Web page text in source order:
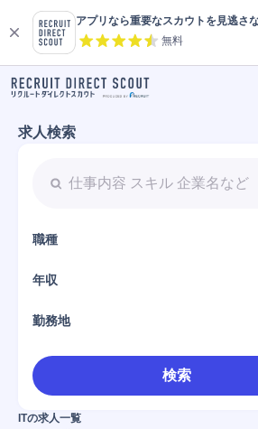
アプリなら重要なスカウトを見逃さ
無料
求人検索
職種
年収
勤務地
検索
ITの求人一覧